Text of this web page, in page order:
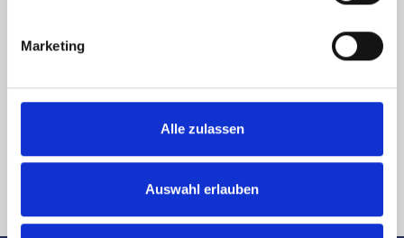
Marketing
Alle zulassen
Auswahl erlauben
zu, dass meine Angaben und Daten zur Beantwortung meiner Anfrage
elektronisch erhoben und gespeichert werden.
an info@hegerich-immobilien.de widerrufen. *
Absenden